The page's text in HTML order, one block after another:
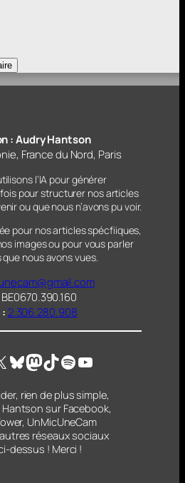
: Audry Hantson
France du Nord, Paris
l’IA pour générer
pour structurer nos articles
ou que nous n’avons pu voir.
pour nos articles spécfiiques,
images ou pour vous parler
nous avons vues.
BE0670.390.160
:2.306.280.908
Bluesky
Mastodon
TikTok
Spotify
YouTube
rien de plus simple,
sur Facebook,
UnMicUneCam
réseaux sociaux
dessus ! Merci !